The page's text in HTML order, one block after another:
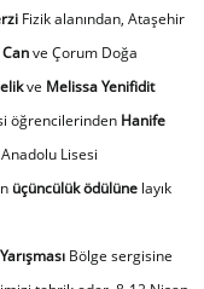
Fizik alanından, Ataşehir
ve Çorum Doğa
ve Melissa Yenifidit
öğrencilerinden Hanife
Lisesi
üçüncülük ödülünelayık
Bölge sergisine